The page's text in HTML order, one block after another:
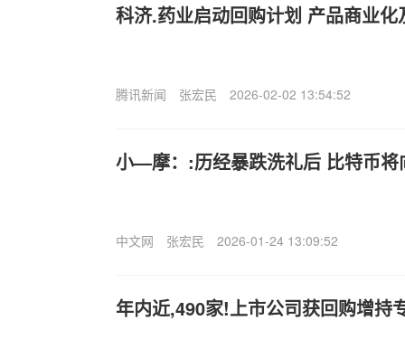
科济.药业启动回购计划 产品商业
腾讯新闻 张宏民 2026-02-02 13:54:52
小—摩：:历经暴跌洗礼后 比特币将
中文网 张宏民 2026-01-24 13:09:52
年内近,490家!上市公司获回购增持